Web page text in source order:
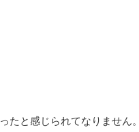
たと感じられてなりません。